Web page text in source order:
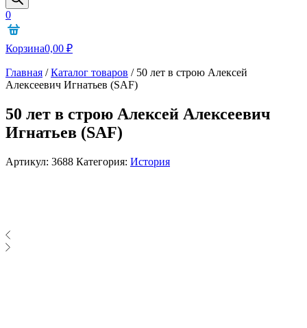
0
Корзина0,00 ₽
Главная /Каталог товаров / 50 лет в строю Алексей
Алексеевич Игнатьев (SAF)
50 лет в строю Алексей Алексеевич
Игнатьев (SAF)
Артикул: 3688 Категория: История